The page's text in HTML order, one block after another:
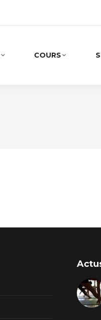
COURS